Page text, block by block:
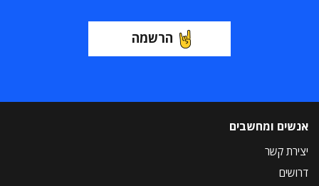
הרשמה
אנשים ומחשבים
יצירת קשר
דרושים